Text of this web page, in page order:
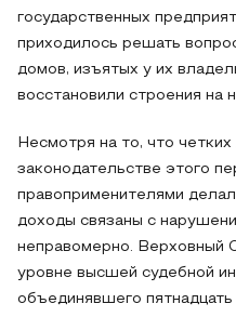
государственных
приходилось решать
домов, изъятых у их
восстановили строения на
Несмотря на то, что
законодательстве этого
правоприменителями
доходы связаны с
неправомерно. Верховный
уровне высшей судебной
объединявшего пятнадцать